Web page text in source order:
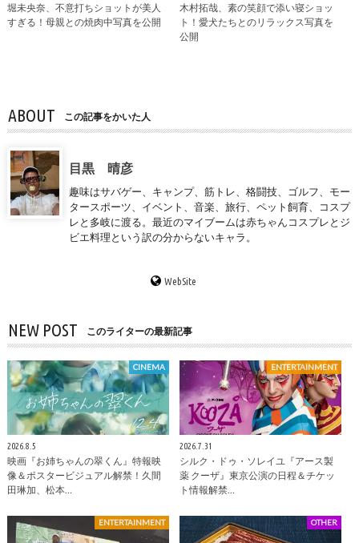
堀未央奈、不意打ちショットが美人
すぎる！母親との焼肉中写真を公開
木村拓哉、素の笑顔で添い寝ショッ
ト！愛犬たちとのリラックス写真を
公開
ABOUT この記事をかいた人
目黒 晴彦
趣味はサバゲー、キャンプ、筋トレ、格闘技、ゴルフ、モー
タースポーツ、イベント、音楽、旅行、ペット飼育、コスプ
レと多岐に渡る。最近のマイブームは赤ちゃんコスプレとジ
ビエ料理という訳の分からないキャラ。
WebSite
NEW POST このライターの最新記事
CINEMA
2026.8.5
映画『お姉ちゃんの翠くん』特報映
像＆ポスタービジュアル解禁！久間
田琳加、松本…
ENTERTAINMENT
2026.7.31
シルク・ドゥ・ソレイユ『アース製
薬 クーザ』東京公演の日程＆チケッ
ト情報解禁…
ENTERTAINMENT OTHER